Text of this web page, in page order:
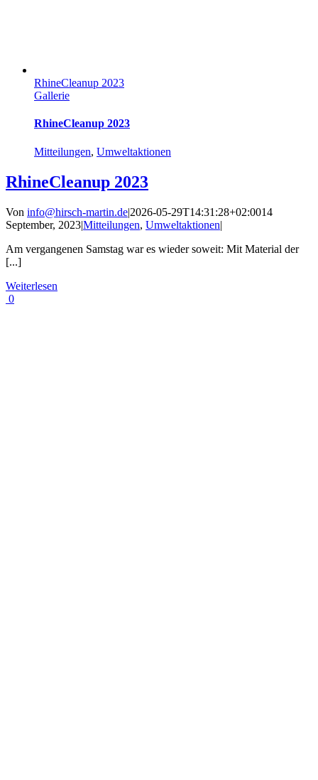
RhineCleanup 2023
Gallerie
RhineCleanup 2023
Mitteilungen, Umweltaktionen
RhineCleanup 2023
Von info@hirsch-martin.de|2026-05-29T14:31:28+02:0014
September, 2023|Mitteilungen, Umweltaktionen|
Am vergangenen Samstag war es wieder soweit: Mit Material der
[...]
Weiterlesen
0